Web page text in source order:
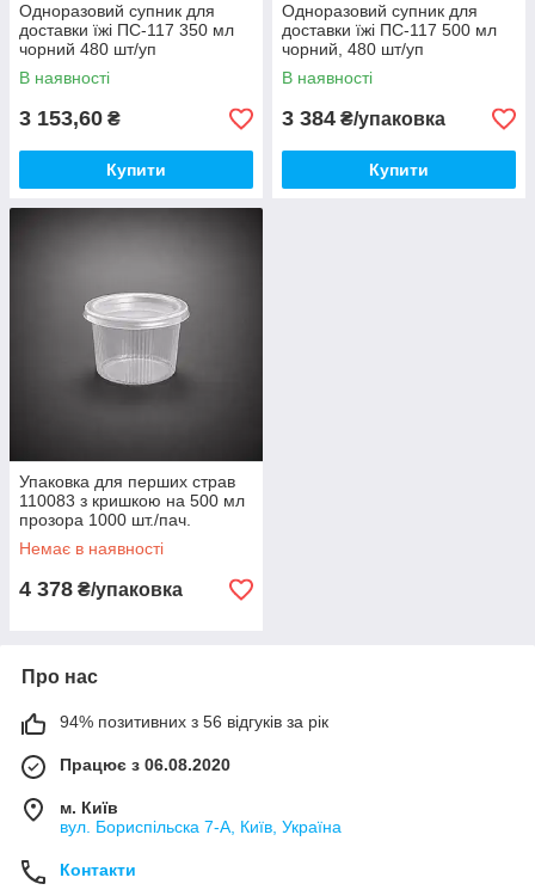
Одноразовий супник для
доставки їжі ПС-117 350 мл
чорний 480 шт/уп
В наявності
3 153,60 ₴
Купити
Одноразовий супник для
доставки їжі ПС-117 500 мл
чорний, 480 шт/уп
В наявності
3 384 ₴/упаковка
Купити
Упаковка для перших страв
110083 з кришкою на 500 мл
прозора 1000 шт./пач.
Немає в наявності
4 378 ₴/упаковка
Про нас
94% позитивних з 56 відгуків за рік
Працює з 06.08.2020
м. Київ
вул. Бориспільска 7-А, Київ, Україна
Контакти